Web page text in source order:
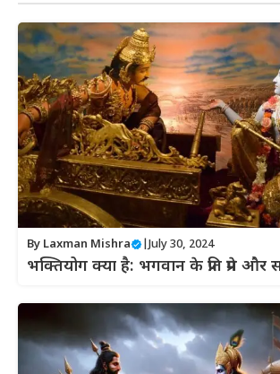
By Laxman Mishra July 30, 2024
भक्तियोग क्या है: भगवान के प्रति प्रेम और